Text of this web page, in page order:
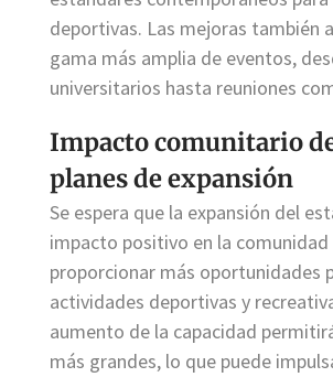
deportivas. Las mejoras también
gama más amplia de eventos,
universitarios hasta reuniones
Impacto comunitario
planes de expansión
Se espera que la expansión del
impacto positivo en la comunidad
proporcionar más oportunidades
actividades deportivas y
aumento de la capacidad
más grandes, lo que puede